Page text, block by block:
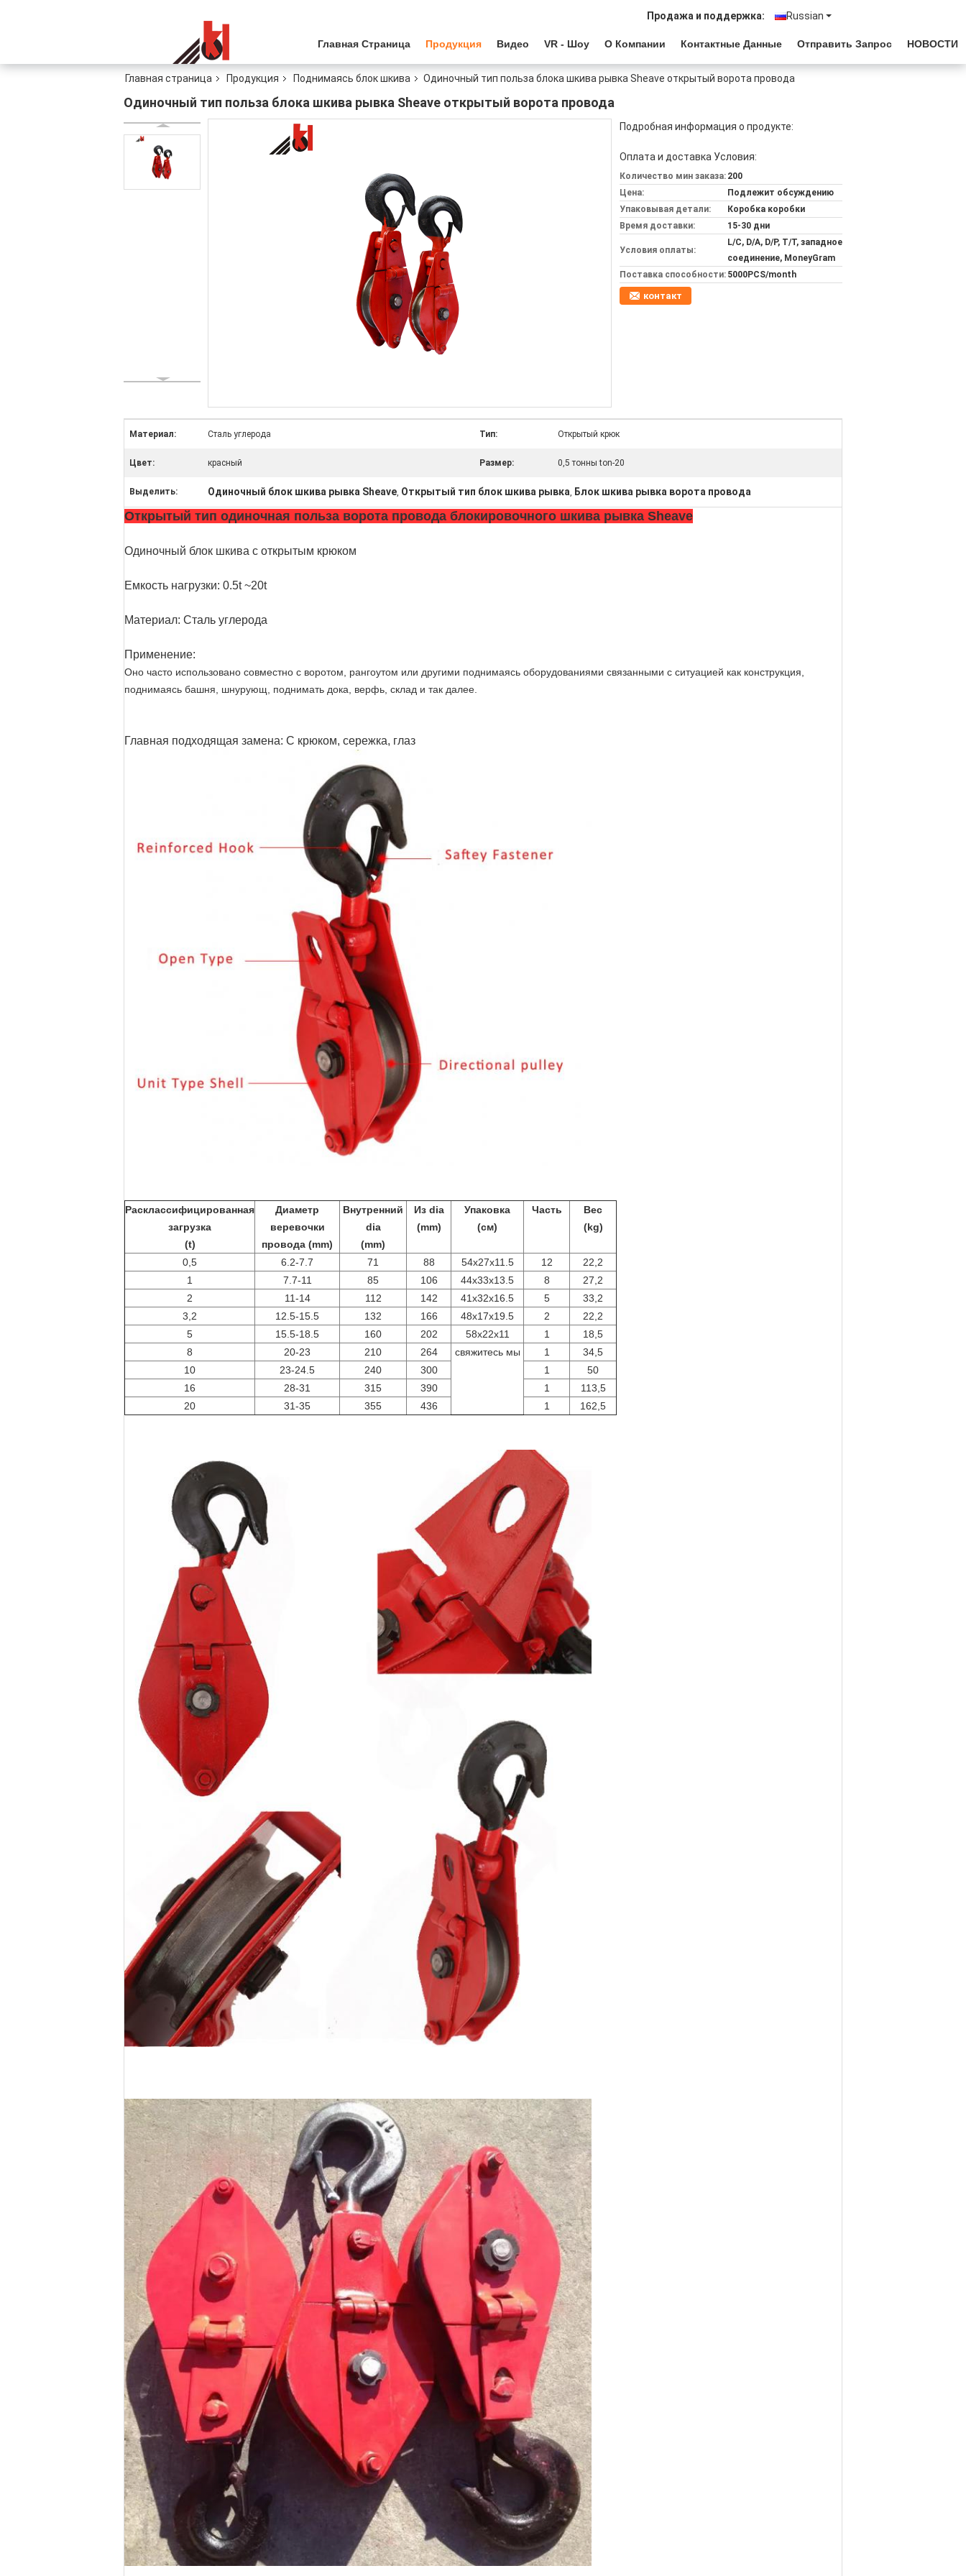
Russian
Продажа и поддержка:
Главная Страница Продукция Видео VR - Шоу О Компании Контактные Данные Отправить Запрос НОВОСТИ
Главная страница Продукция Поднимаясь блок шкива Одиночный тип польза блока шкива рывка Sheave открытый ворота провода
Одиночный тип польза блока шкива рывка Sheave открытый ворота провода
Подробная информация о продукте:
Оплата и доставка Условия:
Количество мин заказа: 200
Цена:
Подлежит обсуждению
Упаковывая детали:
Коробка коробки
Время доставки:
15-30 дни
Условия оплаты:
L/C, D/A, D/P, T/T, западное
соединение, MoneyGram
Поставка способности: 5000PCS/month
контакт
Материал: Сталь углерода Тип: Открытый крюк
Цвет: красный Размер: 0,5 тонны ton-20
Выделить: Одиночный блок шкива рывка Sheave, Открытый тип блок шкива рывка, Блок шкива рывка ворота провода
Открытый тип одиночная польза ворота провода блокировочного шкива рывка Sheave
Одиночный блок шкива с открытым крюком
Емкость нагрузки: 0.5t ~20t
Материал: Сталь углерода
Применение:
Оно часто использовано совместно с воротом, рангоутом или другими поднимаясь оборудованиями связанными с ситуацией как конструкция,
поднимаясь башня, шнурующ, поднимать дока, верфь, склад и так далее.
Главная подходящая замена: С крюком, сережка, глаз
Расклассифицированная
загрузка
(t)
Диаметр
веревочки
провода (mm)
Внутренний
dia
(mm)
Из dia
(mm)
Упаковка
(см)
Часть
Вес
(kg)
0,5 6.2-7.7 71 88 54x27x11.5 12
22,2
1
7.7-11 85 106 44x33x13.5 8
27,2
2
11-14 112 142 41x32x16.5 5
33,2
3,2
12.5-15.5 132 166 48x17x19.5 2
22,2
5
15.5-18.5 160 202 58x22x11 1
18,5
8
20-23 210 264 свяжитесь мы 1
34,5
10
23-24.5 240 300 1
50
16
28-31 315 390 1
113,5
20
31-35 355 436 1 162,5